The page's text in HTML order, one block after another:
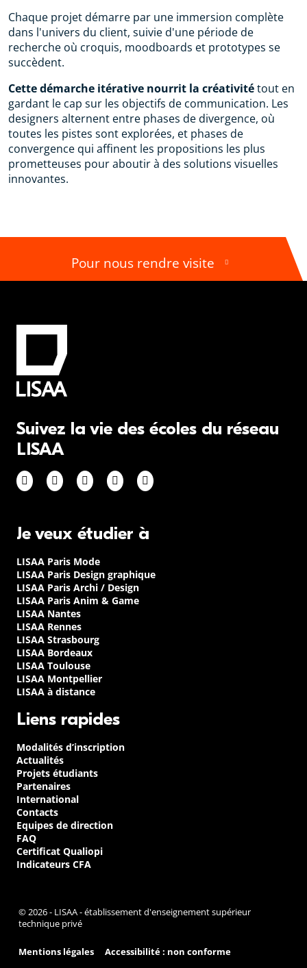
Chaque projet démarre par une immersion complète
dans l'univers du client, suivie d'une période de
recherche où croquis, moodboards et prototypes se
succèdent.
Cette démarche itérative nourrit la créativitétout en
gardant le cap sur les objectifs de communication. Les
designers alternent entre phases de divergence, où
toutes les pistes sont explorées, et phases de
convergence qui affinent les propositions les plus
prometteuses pour aboutir à des solutions visuelles
innovantes.
Pour nous rendre visite
Suivez la vie des écoles du réseau
LISAA
Je veux étudier à
LISAA Paris Mode
LISAA Paris Design graphique
LISAA Paris Archi / Design
LISAA Paris Anim & Game
LISAA Nantes
LISAA Rennes
LISAA Strasbourg
LISAA Bordeaux
LISAA Toulouse
LISAA Montpellier
LISAA à distance
Liens rapides
Modalités d’inscription
Actualités
Projets étudiants
Partenaires
International
Contacts
Equipes de direction
FAQ
Certificat Qualiopi
Indicateurs CFA
© 2026 - LISAA - établissement d'enseignement supérieur
technique privé
Mentions légales Accessibilité : non conforme